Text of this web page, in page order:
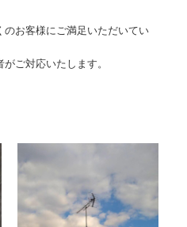
お客様にご満足いただいてい
ご対応いたします。